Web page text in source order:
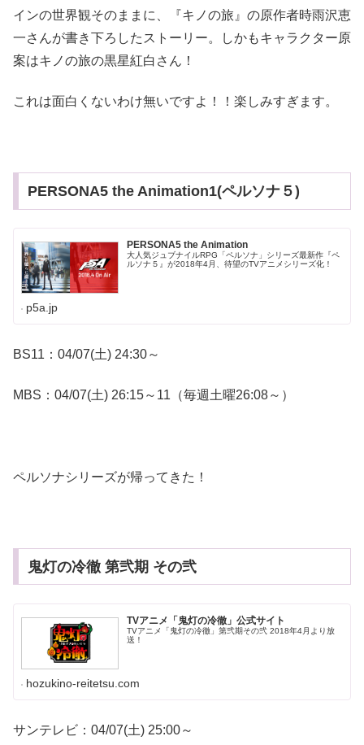
インの世界観そのままに、『キノの旅』の原作者時雨沢恵
一さんが書き下ろしたストーリー。しかもキャラクター原
案はキノの旅の黒星紅白さん！
これは面白くないわけ無いですよ！！楽しみすぎます。
PERSONA5 the Animation1(ペルソナ５)
PERSONA5 the Animation
大人気ジュブナイルRPG「ペルソナ」シリーズ最新作『ペ
ルソナ５』が2018年4月、待望のTVアニメシリーズ化！
p5a.jp
BS11：04/07(土) 24:30～
MBS：04/07(土) 26:15～11（毎週土曜26:08～）
ペルソナシリーズが帰ってきた！
鬼灯の冷徹 第弐期 その弐
TVアニメ「鬼灯の冷徹」公式サイト
TVアニメ「鬼灯の冷徹」第弐期その弐 2018年4月より放
送！
hozukino-reitetsu.com
サンテレビ：04/07(土) 25:00～